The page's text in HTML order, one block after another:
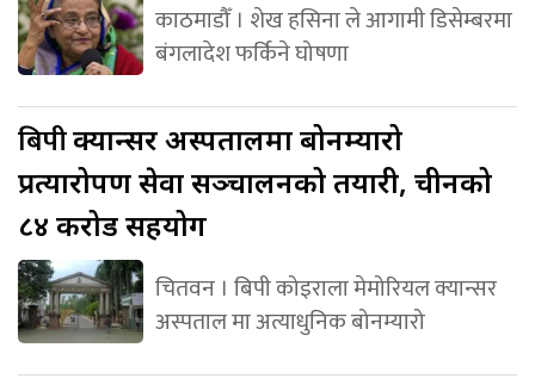
काठमाडौँ । शेख हसिना ले आगामी डिसेम्बरमा
बंगलादेश फर्किने घोषणा
बिपीक्यान्सर अस्पतालमा बोनम्यारो
प्रत्यारोपण सेवा सञ्चालनको तयारी, चीनको
८४ करोड सहयोग
चितवन । बिपी कोइराला मेमोरियल क्यान्सर
अस्पताल मा अत्याधुनिक बोनम्यारो